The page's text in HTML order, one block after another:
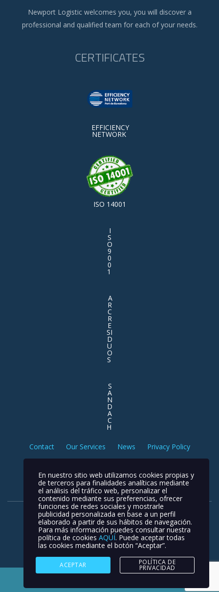
Newport Logistic welcomes you, you will discover a
professional and qualified team for each of your needs.
CERTIFICATES
EFFICIENCY
NETWORK
ISO 14001
I
S
O
9
0
0
1
A
R
C
R
E
SI
D
U
O
S
S
A
N
D
A
C
H
Contact Our Services News
Privacy Policy
Newport Logistic © 2026. All rights reserved.
En nuestro sitio web utilizamos cookies propias y
de terceros para finalidades analíticas mediante
el análisis del tráfico web, personalizar el
contenido mediante sus preferencias, ofrecer
funciones de redes sociales y mostrarle
publicidad personalizada en base a un perfil
elaborado a partir de sus hábitos de navegación.
Para más información puedes consultar nuestra
política de cookies AQUÍ. Puede aceptar todas
las cookies mediante el botón “Aceptar”.
ACEPTAR POLÍTICA DE
PRIVACIDAD